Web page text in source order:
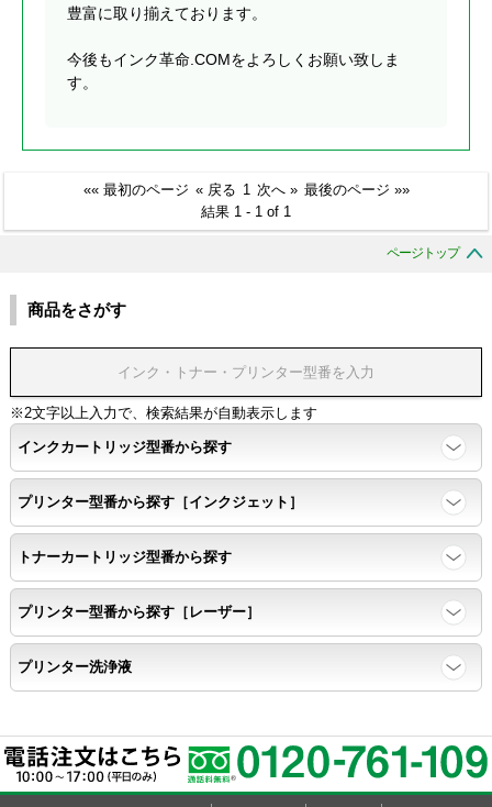
豊富に取り揃えております。
今後もインク革命.COMをよろしくお願い致しま
す。
«« 最初のページ « 戻る 1 次へ » 最後のページ »»
結果 1 - 1 of 1
ページトップ
商品をさがす
※2文字以上入力で、検索結果が自動表示します
インクカートリッジ型番から探す
プリンター型番から探す［インクジェット］
トナーカートリッジ型番から探す
プリンター型番から探す［レーザー］
プリンター洗浄液